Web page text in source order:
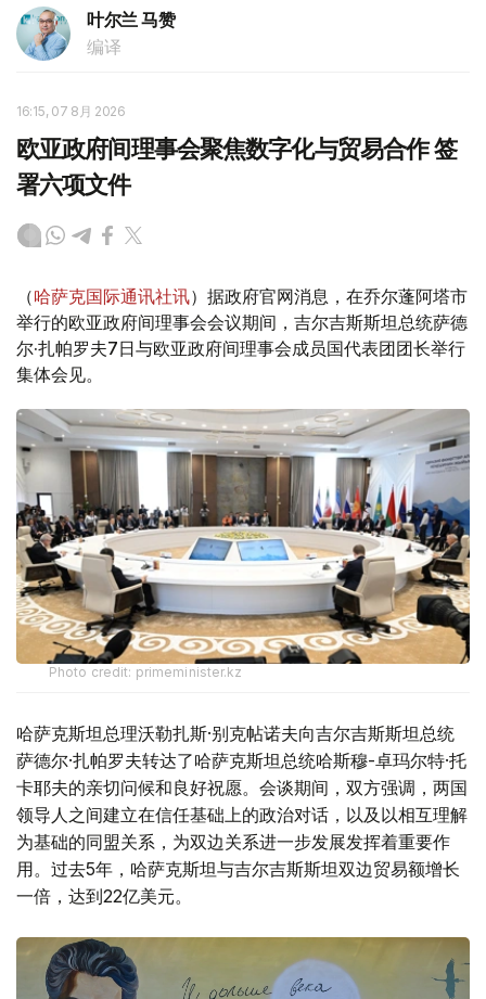
叶尔兰 马赞
编译
16:15, 07 8月 2026
欧亚政府间理事会聚焦数字化与贸易合作 签
署六项文件
（哈萨克国际通讯社讯）据政府官网消息，在乔尔蓬阿塔市
举行的欧亚政府间理事会会议期间，吉尔吉斯斯坦总统萨德
尔·扎帕罗夫7日与欧亚政府间理事会成员国代表团团长举行
集体会见。
Photo credit: primeminister.kz
哈萨克斯坦总理沃勒扎斯·别克帖诺夫向吉尔吉斯斯坦总统
萨德尔·扎帕罗夫转达了哈萨克斯坦总统哈斯穆-卓玛尔特·托
卡耶夫的亲切问候和良好祝愿。会谈期间，双方强调，两国
领导人之间建立在信任基础上的政治对话，以及以相互理解
为基础的同盟关系，为双边关系进一步发展发挥着重要作
用。过去5年，哈萨克斯坦与吉尔吉斯斯坦双边贸易额增长
一倍，达到22亿美元。